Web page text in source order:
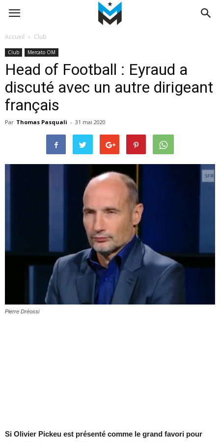
Accueil Club
Club Mercato OM
Head of Football : Eyraud a
discuté avec un autre dirigeant
français
Par Thomas Pasquali - 31 mai 2020
Pierre Dréossi
Si Olivier Pickeu est présenté comme le grand favori pour